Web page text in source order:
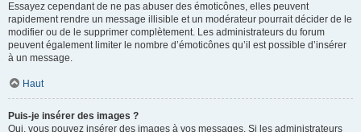
Essayez cependant de ne pas abuser des émoticônes, elles peuvent
rapidement rendre un message illisible et un modérateur pourrait décider de le
modifier ou de le supprimer complètement. Les administrateurs du forum
peuvent également limiter le nombre d’émoticônes qu’il est possible d’insérer
à un message.
Haut
Puis-je insérer des images ?
Oui, vous pouvez insérer des images à vos messages. Si les administrateurs